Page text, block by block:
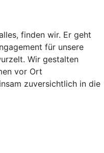
finden wir. Er geht
für unsere
Wir gestalten
vor Ort
zuversichtlich in die